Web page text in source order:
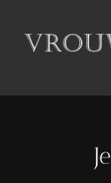
naar
inhoud